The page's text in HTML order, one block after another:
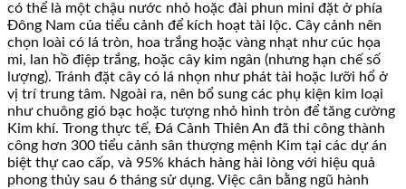
có thể là một chậu nước nhỏ hoặc đài phun mini đặt ở phía
Đông Nam của tiểu cảnh để kích hoạt tài lộc. Cây cảnh nên
chọn loài có lá tròn, hoa trắng hoặc vàng nhạt như cúc họa
mi, lan hồ điệp trắng, hoặc cây kim ngân (nhưng hạn chế số
lượng). Tránh đặt cây có lá nhọn như phát tài hoặc lưỡi hổ ở
vị trí trung tâm. Ngoài ra, nên bổ sung các phụ kiện kim loại
như chuông gió bạc hoặc tượng nhỏ hình tròn để tăng cường
Kim khí. Trong thực tế, Đá Cảnh Thiên An đã thi công thành
công hơn 300 tiểu cảnh sân thượng mệnh Kim tại các dự án
biệt thự cao cấp, và 95% khách hàng hài lòng với hiệu quả
phong thủy sau 6 tháng sử dụng. Việc cân bằng ngũ hành